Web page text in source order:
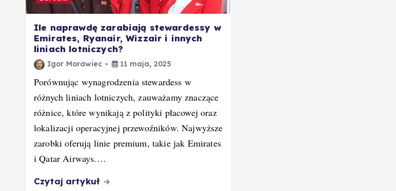
Ile naprawdę zarabiają stewardessy w
Emirates, Ryanair, Wizzair i innych
liniach lotniczych?
Igor Morawiec 11 maja, 2025
Porównując wynagrodzenia stewardess w
różnych liniach lotniczych, zauważamy znaczące
różnice, które wynikają z polityki płacowej oraz
lokalizacji operacyjnej przewoźników. Najwyższe
zarobki oferują linie premium, takie jak Emirates
i Qatar Airways.…
Czytaj artykuł